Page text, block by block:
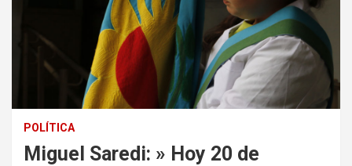
POLÍTICA
Miguel Saredi: » Hoy 20 de